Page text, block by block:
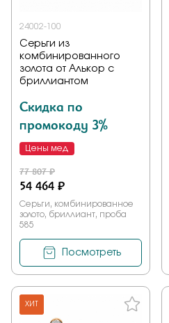
24002-100
Серьги из
комбинированного
золота от Алькор с
бриллиантом
Скидка по
промокоду 3%
Цены мед
77 807 ₽
54 464 ₽
Серьги, комбинированное
золото, бриллиант, проба
585
Посмотреть
ХИТ